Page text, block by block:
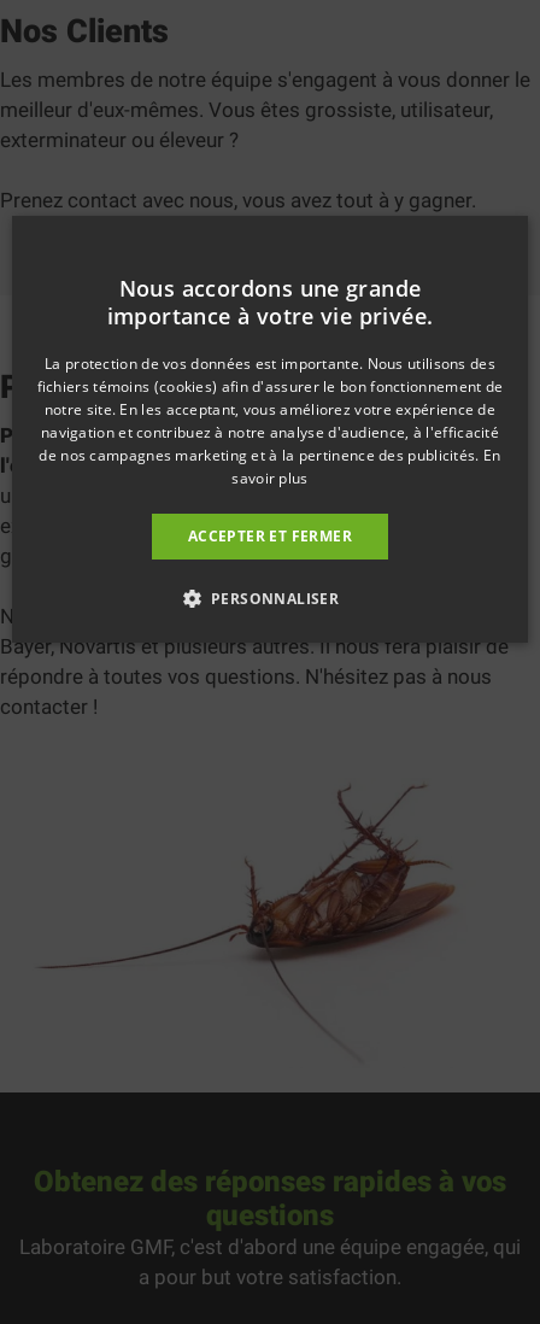
Nos Clients
Les membres de notre équipe s'engagent à vous donner le
meilleur d'eux-mêmes. Vous êtes grossiste, utilisateur,
exterminateur ou éleveur ?
Prenez contact avec nous, vous avez tout à y gagner.
Produits pour exterminateurs
Pour des résultats rapides dans le domaine de
l'extermination, il vous faut le bon produit.Nous avons
une grande gamme d'insecticides répondant à toutes vos
exigences : puces, coquerelles, maringouins, fourmis ou
guêpes.
Nous sommes fier distributeur des produits Konk, Kuus,
Bayer, Novartis et plusieurs autres. Il nous fera plaisir de
répondre à toutes vos questions. N'hésitez pas à nous
contacter !
Obtenez des réponses rapides à vos
questions
Laboratoire GMF, c'est d'abord une équipe engagée, qui
a pour but votre satisfaction.
Nous accordons une grande
importance à votre vie privée.
La protection de vos données est importante. Nous utilisons des
fichiers témoins (cookies) afin d'assurer le bon fonctionnement de
notre site. En les acceptant, vous améliorez votre expérience de
navigation et contribuez à notre analyse d'audience, à l'efficacité
de nos campagnes marketing et à la pertinence des publicités. En
savoir plus
ACCEPTER ET FERMER
PERSONNALISER